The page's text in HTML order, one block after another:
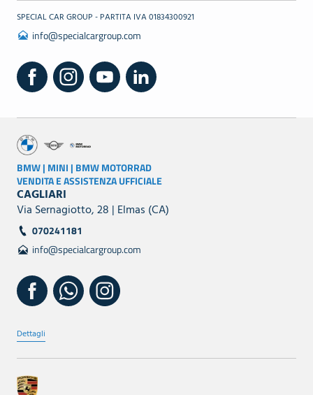
SPECIAL CAR GROUP - PARTITA IVA 01834300921
info@specialcargroup.com
BMW | MINI | BMW MOTORRAD
VENDITA E ASSISTENZA UFFICIALE
CAGLIARI
Via Sernagiotto, 28 | Elmas (CA)
070241181
info@specialcargroup.com
Dettagli